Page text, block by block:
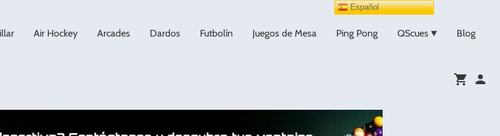
Air Hockey Arcades Dardos Futbolín Juegos de Mesa Ping Pong QScues Blog
Español